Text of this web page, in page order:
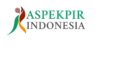
content